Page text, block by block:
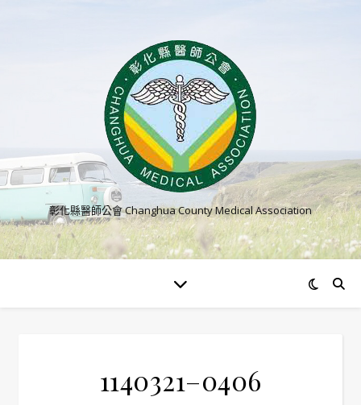
彰化縣醫師公會 Changhua County Medical Association
1140321–0406